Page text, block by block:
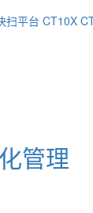
扫平台 CT10X
管理